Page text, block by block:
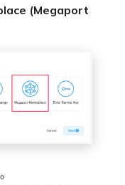
(Megaport